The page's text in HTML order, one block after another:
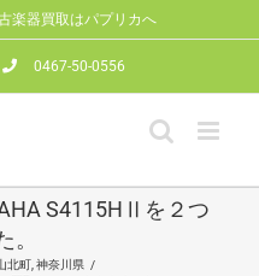
楽器買取はパプリカへ
0467-50-0556
S4115HⅡを２つ
北町 ,神奈川県 /